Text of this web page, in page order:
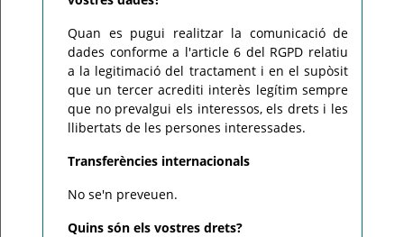
Quan es pugui realitzar la comunicació de
dades conforme a l'article 6 del RGPD relatiu
a la legitimació del tractament i en el supòsit
que un tercer acrediti interès legítim sempre
que no prevalgui els interessos, els drets i les
llibertats de les persones interessades.
Transferències internacionals
No se'n preveuen.
Quins són els vostres drets?